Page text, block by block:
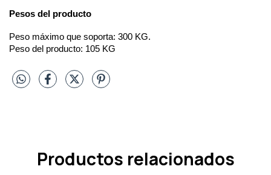
Pesos del producto
Peso máximo que soporta: 300 KG.
Peso del producto: 105 KG
Productos relacionados